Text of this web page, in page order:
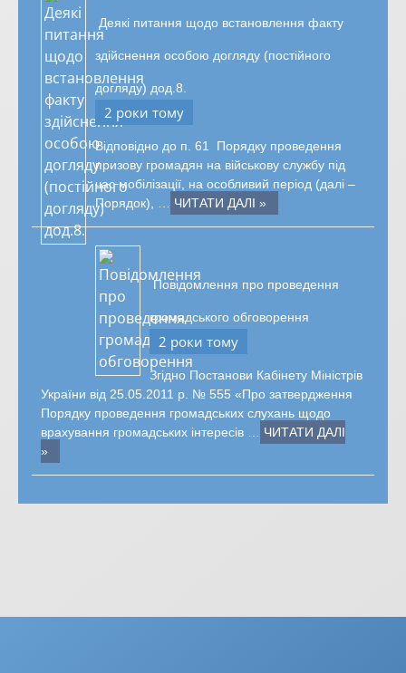
Деякі питання щодо встановлення факту
здійснення особою догляду (постійного
догляду) дод.8.
2 роки тому
Відповідно до п. 61 Порядку проведення
призову громадян на військову службу під
час мобілізації, на особливий період (далі –
Порядок), …
ЧИТАТИ ДАЛІ »
Повідомлення про проведення
громадського обговорення
2 роки тому
Згідно Постанови Кабінету Міністрів
України від 25.05.2011 р. № 555 «Про затвердження
Порядку проведення громадських слухань щодо
врахування громадських інтересів …
ЧИТАТИ ДАЛІ
»